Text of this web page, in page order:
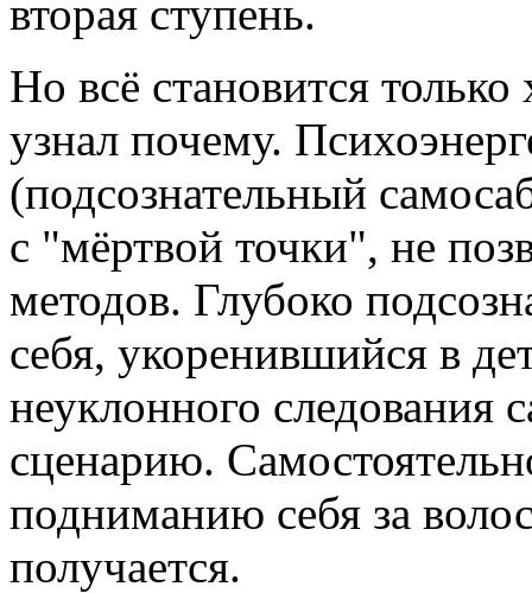
вторая ступень.
Но всё становится
узнал почему.
(подсознательный
с "мёртвой точки", не
методов. Глубоко
себя, укоренившийся в
неуклонного следования
сценарию.
подниманию себя за
получается.